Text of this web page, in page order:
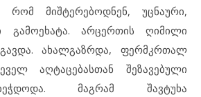
რომ მიშტერებოდნენ, უცნაური,
გამოეხატა. არცერთის ღიმილი
ახალგაზრდა, ფერმკრთალ
აღტაცებასთან შეზავებული
მაგრამ შავტუხა